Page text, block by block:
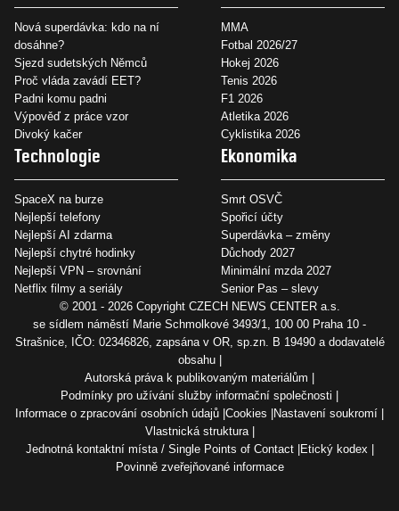
Nová superdávka: kdo na ní
dosáhne?
Sjezd sudetských Němců
Proč vláda zavádí EET?
Padni komu padni
Výpověď z práce vzor
Divoký kačer
MMA
Fotbal 2026/27
Hokej 2026
Tenis 2026
F1 2026
Atletika 2026
Cyklistika 2026
Technologie
SpaceX na burze
Nejlepší telefony
Nejlepší AI zdarma
Nejlepší chytré hodinky
Nejlepší VPN – srovnání
Netflix filmy a seriály
Ekonomika
Smrt OSVČ
Spořicí účty
Superdávka – změny
Důchody 2027
Minimální mzda 2027
Senior Pas – slevy
© 2001 - 2026 Copyright CZECH NEWS CENTER a.s.
se sídlem náměstí Marie Schmolkové 3493/1, 100 00 Praha 10 -
Strašnice, IČO: 02346826, zapsána v OR, sp.zn. B 19490 a dodavatelé
obsahu
Autorská práva k publikovaným materiálům
Podmínky pro užívání služby informační společnosti
Informace o zpracování osobních údajů Cookies
Nastavení soukromí
Vlastnická struktura
Jednotná kontaktní místa / Single Points of Contact
Etický kodex
Povinně zveřejňované informace